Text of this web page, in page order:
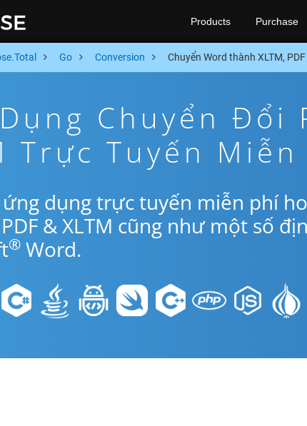
Products Purchase
Go Conversion Chuyển Word thành XLTM,
Chuyển Đổi
Trực Tuyến
dụng trực tuyến miễn phí
& XLTM cũng như một số
® Word.